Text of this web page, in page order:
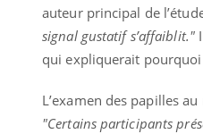
auteur principal de
signal gustatif s’affaiblit."
qui expliquerait
L’examen des papilles
"Certains participants